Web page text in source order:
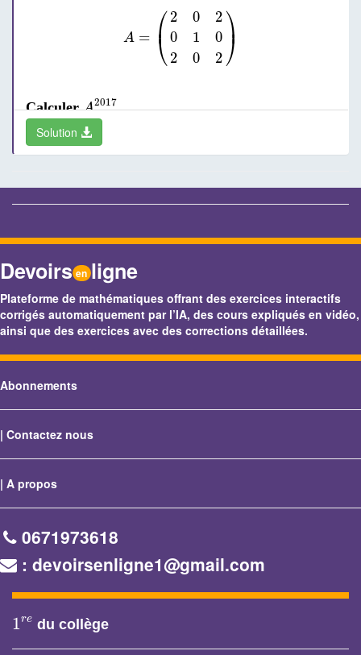
A = ⎛
⎜⎝
2 0
2
0
1
0
2
0 2
⎞⎟
⎠
02 10 02)
CalculerA2017
A2017
Solution
Devoirs en ligne
Plateforme de mathématiques offrant des exercices interactifs
corrigés automatiquement par l’IA, des cours expliqués en vidéo,
ainsi que des exercices avec des corrections détaillées.
Abonnements
| Contactez nous
| A propos
0671973618
: devoirsenligne1@gmail.com
1re
1re du collège